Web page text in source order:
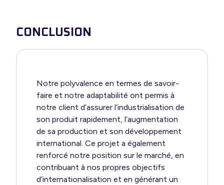
CONCLUSION
Notre polyvalence en termes de savoir-
faire et notre adaptabilité ont permis à
notre client d’assurer l’industrialisation de
son produit rapidement, l’augmentation
de sa production et son développement
international. Ce projet a également
renforcé notre position sur le marché, en
contribuant à nos propres objectifs
d’internationalisation et en générant un